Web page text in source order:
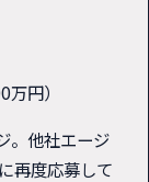
円）
。他社エージ
再度応募して